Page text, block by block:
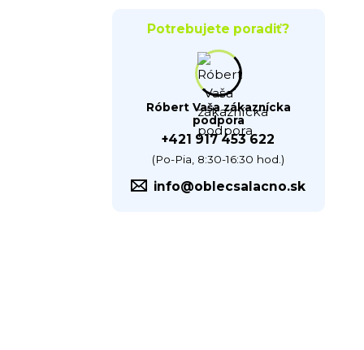
Potrebujete poradiť?
Róbert Vaša zákaznícka
podpora
+421 917 453 622
(Po-Pia, 8:30-16:30 hod.)
info@oblecsalacno.sk